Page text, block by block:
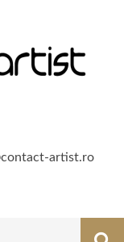
artist.ro